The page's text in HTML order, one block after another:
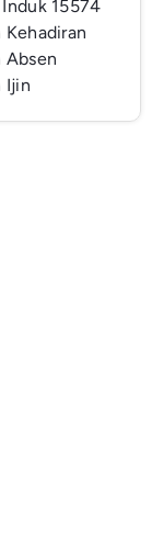
15574
Kehadiran
Absen
Ijin